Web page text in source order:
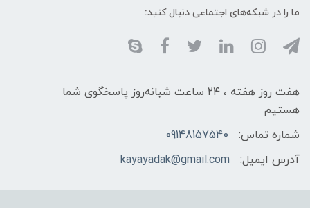
ما را در شبکه‌های اجتماعی دنبال کنید:
هفت روز هفته ، ۲۴ ساعت شبانه‌روز پاسخگوی شما
هستیم
شماره تماس:
09148157540
آدرس ایمیل:
kayayadak@gmail.com